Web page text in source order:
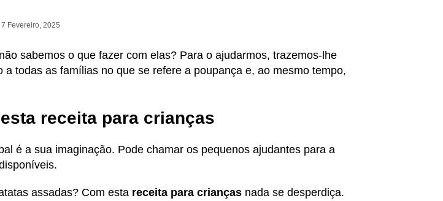
7 Fevereiro, 2025
sabemos o que fazer com elas? Para o ajudarmos, trazemos-lhe
a todas as famílias no que se refere a poupança e, ao mesmo tempo,
receita para crianças
é a sua imaginação. Pode chamar os pequenos ajudantes para a
assadas? Com esta receita para crianças nada se desperdiça.